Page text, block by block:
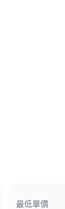
最低單價